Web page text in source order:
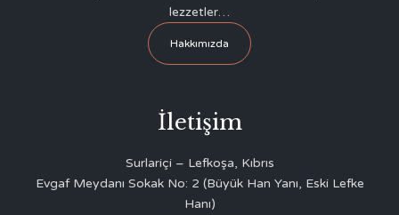
lezzetler…
Hakkımızda
İletişim
Surlariçi – Lefkoşa, Kıbrıs
Evgaf Meydanı Sokak No: 2 (Büyük Han Yanı, Eski Lefke
Hanı)